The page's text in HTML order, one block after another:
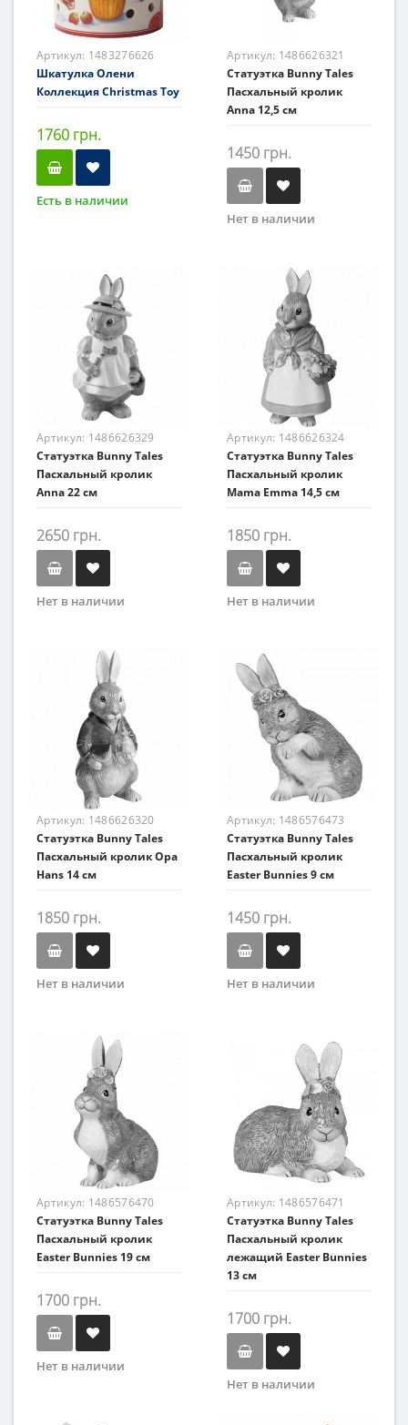
Артикул: 1483276626
Шкатулка Олени
Коллекция Christmas Toy
1760 грн.
Есть в наличии
Артикул: 1486626321
Статуэтка Bunny Tales
Пасхальный кролик
Anna 12,5 см
1450 грн.
Нет в наличии
Артикул: 1486626329
Статуэтка Bunny Tales
Пасхальный кролик
Anna 22 см
2650 грн.
Нет в наличии
Артикул: 1486626324
Статуэтка Bunny Tales
Пасхальный кролик
Mama Emma 14,5 см
1850 грн.
Нет в наличии
Артикул: 1486626320
Статуэтка Bunny Tales
Пасхальный кролик Opa
Hans 14 см
1850 грн.
Нет в наличии
Артикул: 1486576473
Статуэтка Bunny Tales
Пасхальный кролик
Easter Bunnies 9 см
1450 грн.
Нет в наличии
Артикул: 1486576470
Статуэтка Bunny Tales
Пасхальный кролик
Easter Bunnies 19 см
1700 грн.
Нет в наличии
Артикул: 1486576471
Статуэтка Bunny Tales
Пасхальный кролик
лежащий Easter Bunnies
13 см
1700 грн.
Нет в наличии